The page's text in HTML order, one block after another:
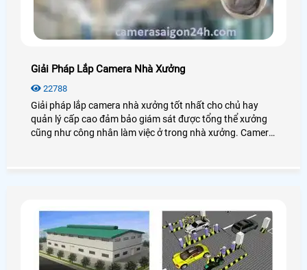
Giải Pháp Lắp Camera Nhà Xưởng
22788
Giải pháp lắp camera nhà xưởng tốt nhất cho chủ hay
quản lý cấp cao đảm bảo giám sát được tổng thể xưởng
cũng như công nhân làm việc ở trong nhà xưởng. Camera